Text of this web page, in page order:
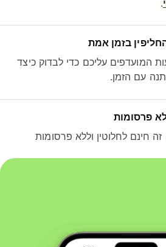
בזמן אמת
עליכם כדי לבדוק כיצד
עם הזמן.
פרסומות
חינם לחלוטין וללא פרסומות